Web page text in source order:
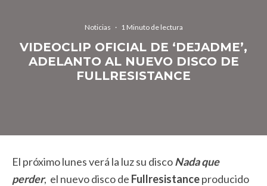
Noticias · 1 Minuto de lectura
VIDEOCLIP OFICIAL DE ‘DEJADME’,
ADELANTO AL NUEVO DISCO DE
FULLRESISTANCE
El próximo lunes verá la luz su discoNada que
perder, el nuevo disco de Fullresistanceproducido